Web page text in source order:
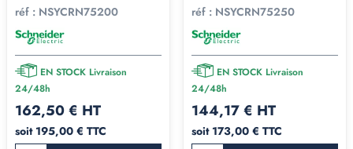
réf : NSYCRN75200
EN STOCK Livraison
24/48h
162,50 € HT
soit 195,00 € TTC
réf : NSYCRN75250
EN STOCK Livraison
24/48h
144,17 € HT
soit 173,00 € TTC